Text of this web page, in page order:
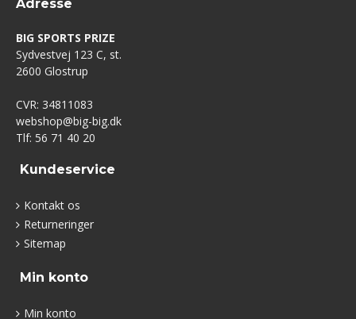
Adresse
BIG SPORTS PRIZE
Sydvestvej 123 C, st.
2600 Glostrup
CVR: 34811083
webshop@big-big.dk
Tlf: 56 71 40 20
Kundeservice
Kontakt os
Returneringer
Sitemap
Min konto
Min konto